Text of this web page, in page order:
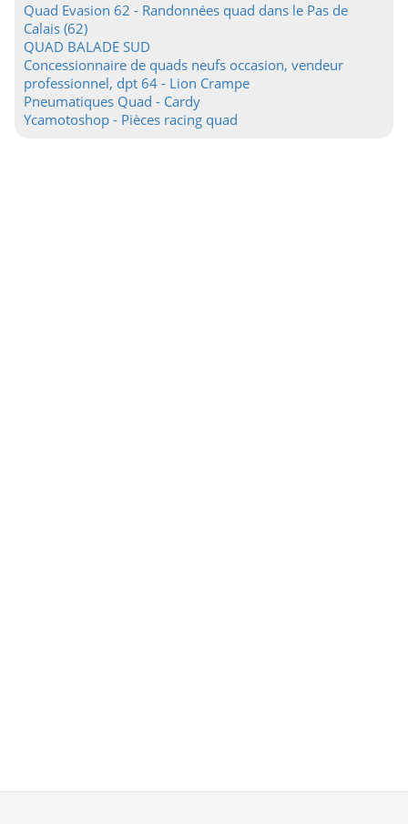
Quad Evasion 62 - Randonnées quad dans le Pas de
Calais (62)
QUAD BALADE SUD
Concessionnaire de quads neufs occasion, vendeur
professionnel, dpt 64 - Lion Crampe
Pneumatiques Quad - Cardy
Ycamotoshop - Pièces racing quad